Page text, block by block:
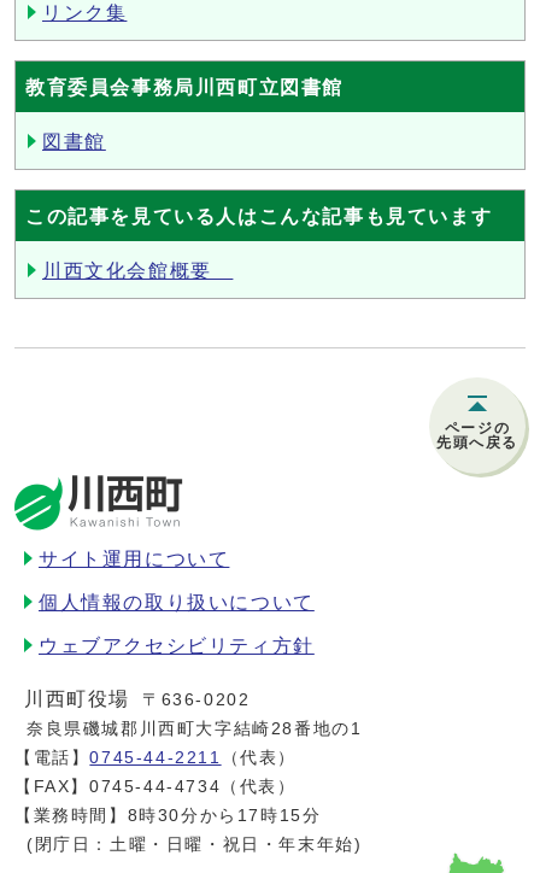
リンク集
教育委員会事務局川西町立図書館
図書館
この記事を見ている人はこんな記事も見ています
川西文化会館概要
ページの
先頭へ戻る
サイト運用について
個人情報の取り扱いについて
ウェブアクセシビリティ方針
川西町役場
〒636-0202
奈良県磯城郡川西町大字結崎28番地の1
【電話】0745-44-2211
（代表）
【FAX】0745-44-4734（代表）
【業務時間】8時30分から17時15分
(閉庁日：土曜・日曜・祝日・年末年始)